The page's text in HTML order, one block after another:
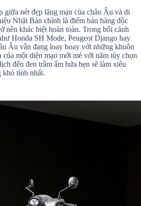
giữa nét đẹp lãng mạn của châu Âu và di
Nhật Bản chính là điểm bán hàng độc
nên khác biệt hoàn toàn. Trong bối cảnh
Honda SH Mode, Peugeot Django hay
Âu vẫn đang loay hoay với những khuôn
của một diện mạo mới mẻ với năm tùy chọn
đến đen trầm ấm hứa hẹn sẽ làm xiêu
khó tính nhất.